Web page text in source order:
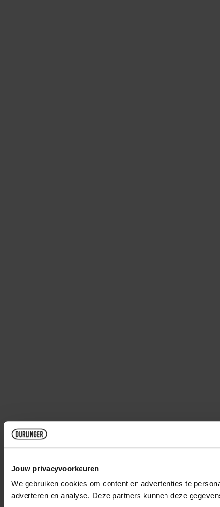
Jouw privacyvoorkeuren
We gebruiken cookies om content en advertenties te
adverteren en analyse. Deze partners kunnen deze